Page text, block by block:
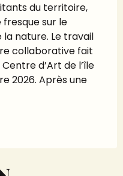
du territoire,
fresque sur le
nature. Le travail
collaborative fait
d’Art de l’île
2026. Après une